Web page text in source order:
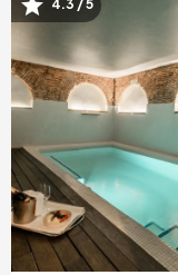
Imagem
4.3 / 5